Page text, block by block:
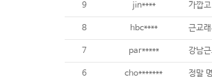
9 jin****
8 hbc**** 근교
7 par***** 강남
6 cho*******